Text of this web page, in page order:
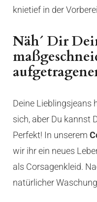
knietief in der
Näh´ Dir
Deine Lieblingsjeans
sich, aber Du kannst
Perfekt! In unserem
wir ihr ein neues
als Corsagenkleid.
natürlicher